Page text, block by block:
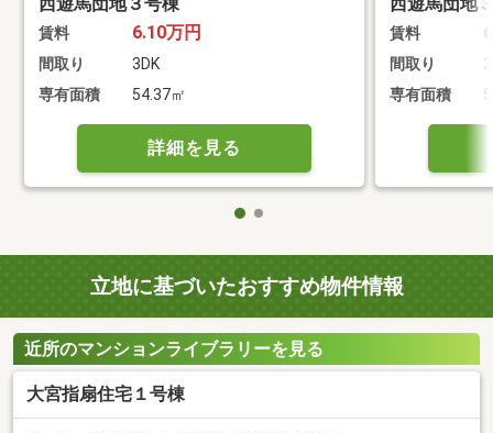
賃料 6.10万円
間取り
3DK
専有面積
54.37㎡
詳細を見る
賃料
間取り
専有面積
立地に基づいたおすすめ物件情報
近所のマンションライブラリーを見る
大宮指扇住宅１号棟